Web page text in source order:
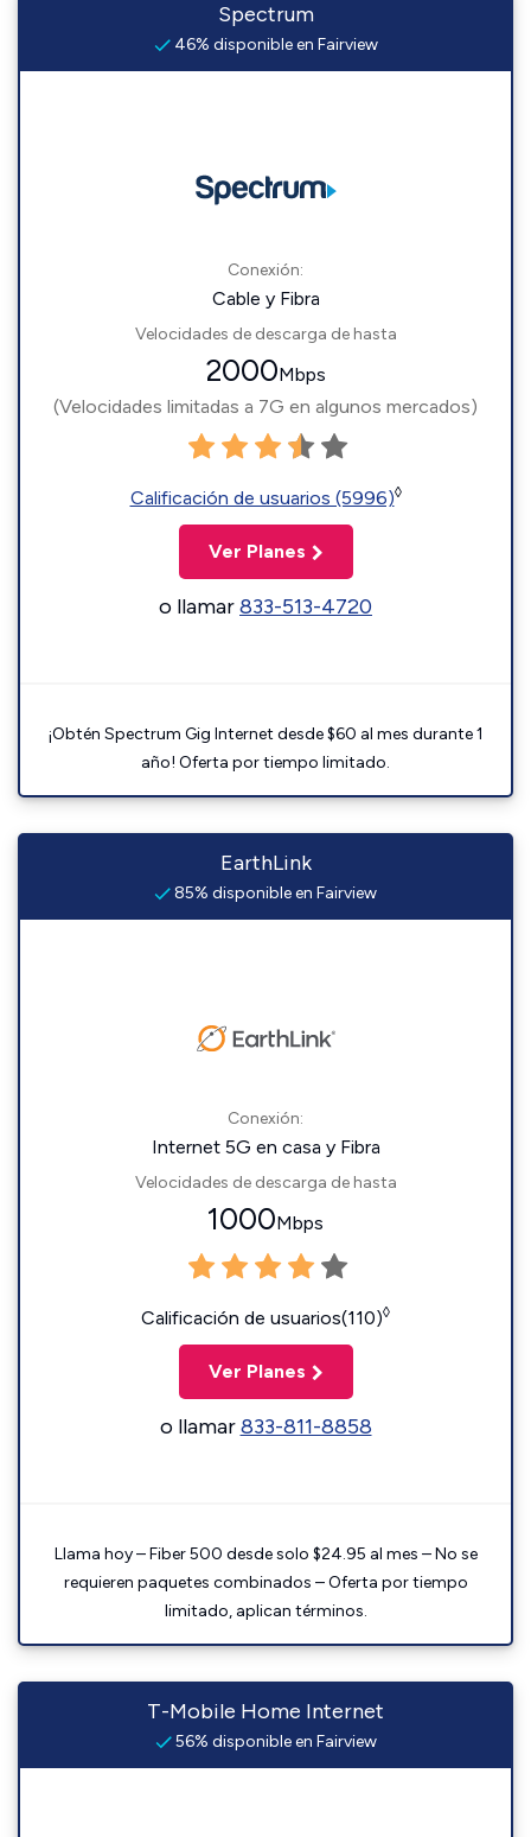
Spectrum
46% disponible en Fairview
Conexión:
Cable y Fibra
Velocidades de descarga de hasta
2000Mbps
(Velocidades limitadas a 7G en algunos mercados)
Calificación de usuarios (5996)◊
Ver Planes
o llamar833-513-4720
¡Obtén Spectrum Gig Internet desde $60 al mes durante 1
año! Oferta por tiempo limitado.
EarthLink
85% disponible en Fairview
Conexión:
Internet 5G en casa y Fibra
Velocidades de descarga de hasta
1000Mbps
Calificación de usuarios(110)◊
Ver Planes
o llamar833-811-8858
Llama hoy – Fiber 500 desde solo $24.95 al mes – No se
requieren paquetes combinados – Oferta por tiempo
limitado, aplican términos.
T-Mobile Home Internet
56% disponible en Fairview